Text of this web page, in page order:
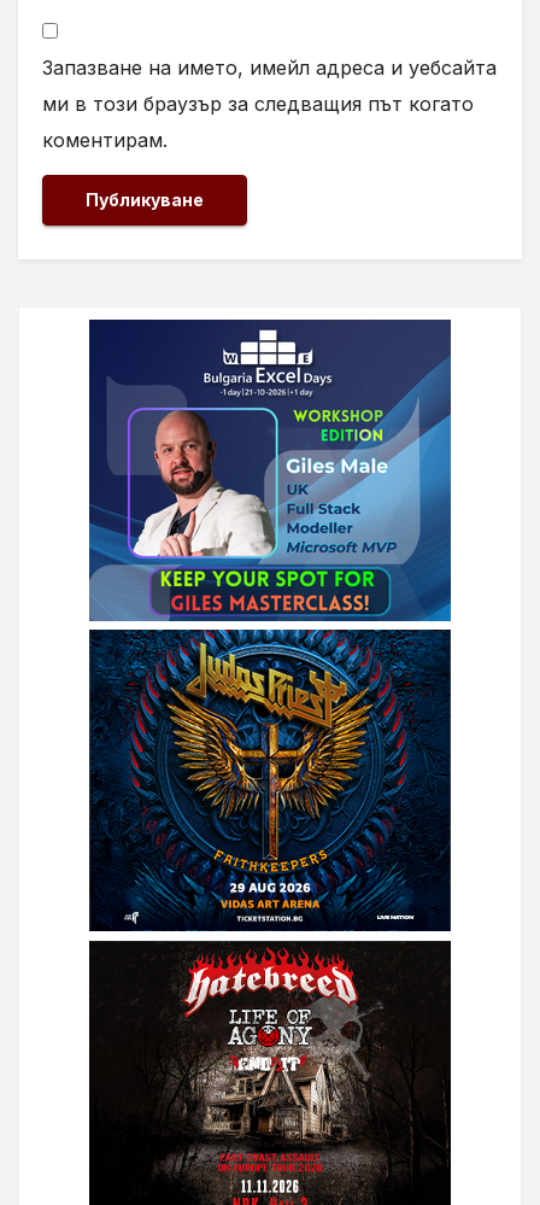
Запазване на името, имейл адреса и уебсайта
ми в този браузър за следващия път когато
коментирам.